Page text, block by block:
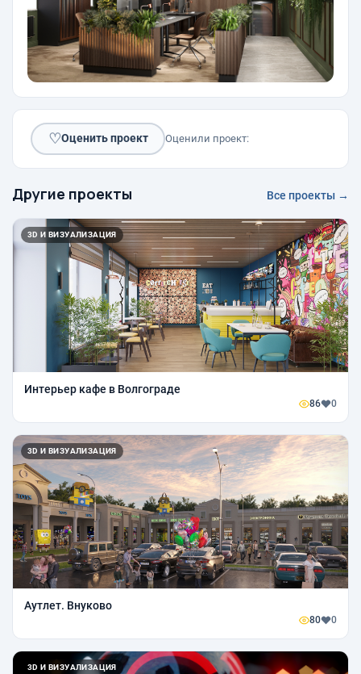
♡Оценить проект Оценили проект:
Другие проекты Все проекты →
3D И ВИЗУАЛИЗАЦИЯ
Интерьер кафе в Волгограде
86 0
3D И ВИЗУАЛИЗАЦИЯ
Аутлет. Внуково
80 0
3D И ВИЗУАЛИЗАЦИЯ